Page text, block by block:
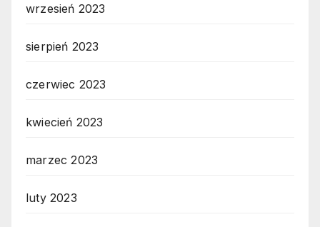
wrzesień 2023
sierpień 2023
czerwiec 2023
kwiecień 2023
marzec 2023
luty 2023